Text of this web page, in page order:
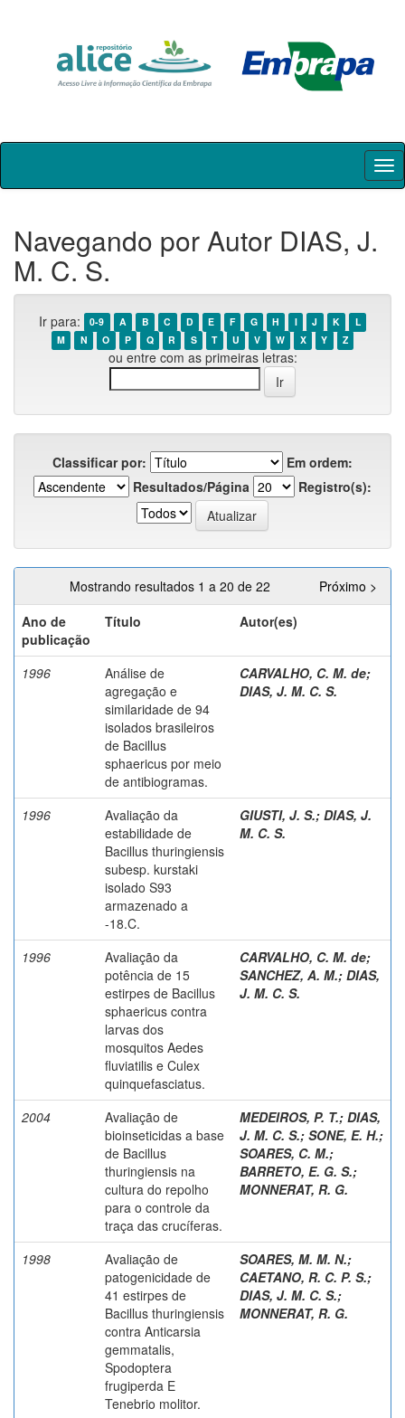
Skip
Navegando por Autor DIAS, J.
M. C. S.
Ir para: 0-9 A B C D E F G H I J K
L
M
N O P Q R S T U V W X Y Z
ou entre com as primeiras letras:
Classificar por:
Em ordem:
Resultados/Página
Registro(s):
Mostrando resultados 1 a 20 de 22
Próximo >
Ano de
publicação
Título Autor(es)
1996
Análise de
agregação e
similaridade de 94
isolados brasileiros
de Bacillus
sphaericus por meio
de antibiogramas.
CARVALHO, C. M. de;
DIAS, J. M. C. S.
1996
Avaliação da
estabilidade de
Bacillus thuringiensis
subesp. kurstaki
isolado S93
armazenado a
-18.C.
GIUSTI, J. S.; DIAS, J.
M. C. S.
1996
Avaliação da
potência de 15
estirpes de Bacillus
sphaericus contra
larvas dos
mosquitos Aedes
fluviatilis e Culex
quinquefasciatus.
CARVALHO, C. M. de;
SANCHEZ, A. M.; DIAS,
J. M. C. S.
2004
Avaliação de
bioinseticidas a base
de Bacillus
thuringiensis na
cultura do repolho
para o controle da
traça das crucíferas.
MEDEIROS, P. T.; DIAS,
J. M. C. S.; SONE, E. H.;
SOARES, C. M.;
BARRETO, E. G. S.;
MONNERAT, R. G.
1998
Avaliação de
patogenicidade de
41 estirpes de
Bacillus thuringiensis
contra Anticarsia
gemmatalis,
Spodoptera
frugiperda E
Tenebrio molitor.
SOARES, M. M. N.;
CAETANO, R. C. P. S.;
DIAS, J. M. C. S.;
MONNERAT, R. G.